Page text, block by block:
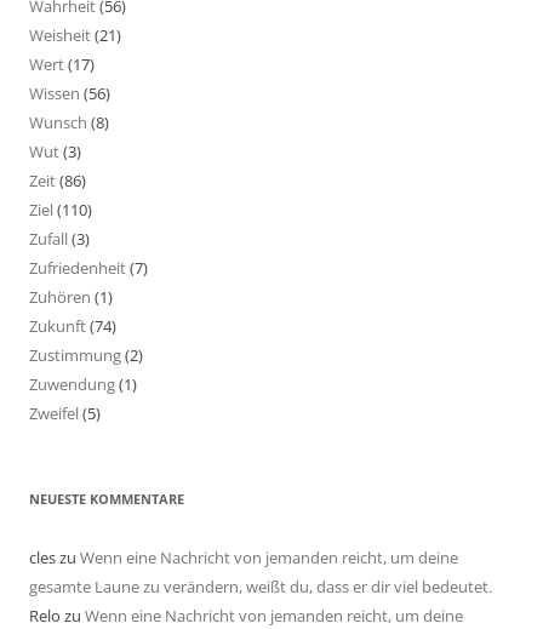
Wahrheit(56)
Weisheit(21)
Wert(17)
Wissen (56)
Wunsch (8)
Wut(3)
Zeit(86)
Ziel(110)
Zufall(3)
Zufriedenheit(7)
Zuhören (1)
Zukunft(74)
Zustimmung(2)
Zuwendung(1)
Zweifel(5)
NEUESTE KOMMENTARE
cleszu Wenn eine Nachricht von jemanden reicht, um deine
gesamte Laune zu verändern, weißt du, dass er dir viel bedeutet.
Relo zu Wenn eine Nachricht von jemanden reicht, um deine